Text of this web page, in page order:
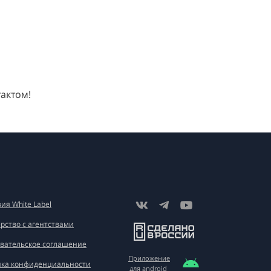
White Label
с агентствами
соглашение
конфиденциальности
Приложение
для android